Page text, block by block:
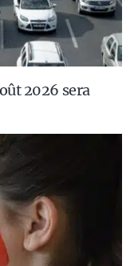
2026 sera